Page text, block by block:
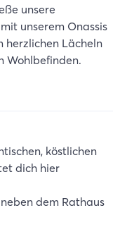
unsere
unserem Onassis
herzlichen Lächeln
Wohlbefinden.
köstlichen
dich hier
dem Rathaus